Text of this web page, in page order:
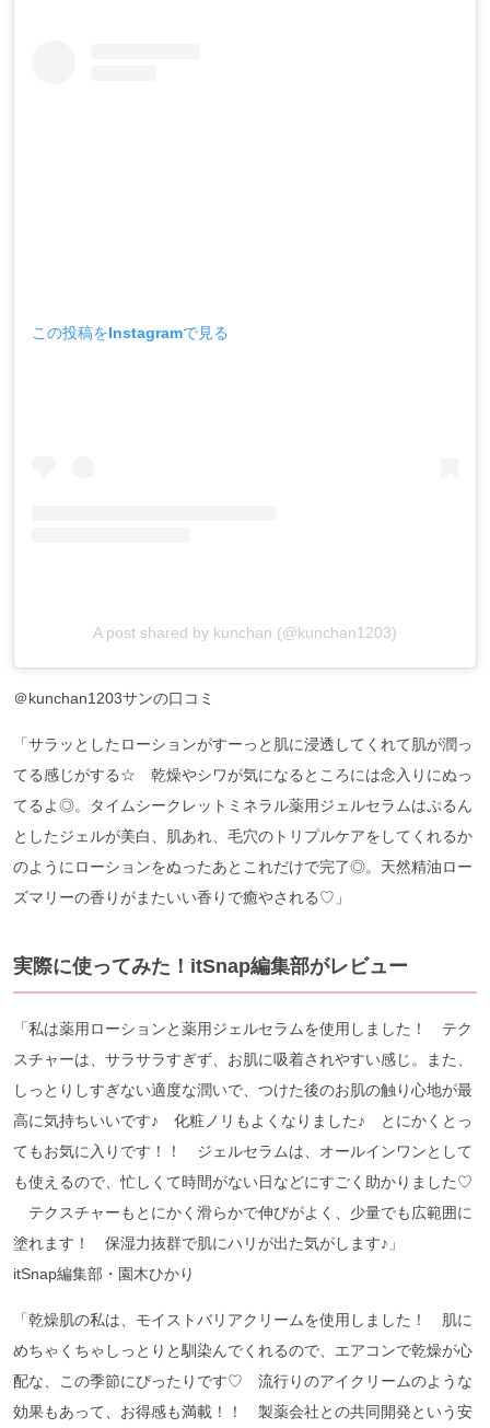
この投稿をInstagramで見る
A post shared by kunchan (@kunchan1203)
＠kunchan1203サンの口コミ
「サラッとしたローションがすーっと肌に浸透してくれて肌が潤っ
てる感じがする☆ 乾燥やシワが気になるところには念入りにぬっ
てるよ◎。タイムシークレットミネラル薬用ジェルセラムはぷるん
としたジェルが美白、肌あれ、毛穴のトリプルケアをしてくれるか
のようにローションをぬったあとこれだけで完了◎。天然精油ロー
ズマリーの香りがまたいい香りで癒やされる♡」
実際に使ってみた！itSnap編集部がレビュー
「私は薬用ローションと薬用ジェルセラムを使用しました！ テク
スチャーは、サラサラすぎず、お肌に吸着されやすい感じ。また、
しっとりしすぎない適度な潤いで、つけた後のお肌の触り心地が最
高に気持ちいいです♪ 化粧ノリもよくなりました♪ とにかくとっ
てもお気に入りです！！ ジェルセラムは、オールインワンとして
も使えるので、忙しくて時間がない日などにすごく助かりました♡
テクスチャーもとにかく滑らかで伸びがよく、少量でも広範囲に
塗れます！ 保湿力抜群で肌にハリが出た気がします♪」
itSnap編集部・園木ひかり
「乾燥肌の私は、モイストバリアクリームを使用しました！ 肌に
めちゃくちゃしっとりと馴染んでくれるので、エアコンで乾燥が心
配な、この季節にぴったりです♡ 流行りのアイクリームのような
効果もあって、お得感も満載！！ 製薬会社との共同開発という安